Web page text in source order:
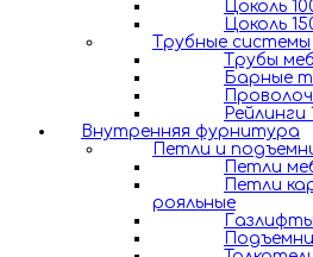
Цоколь
Цоколь
Трубные системы
Трубы
Барные
Рейлинги
Внутренняя фурнитура
Петли и
Петли
Петли
рояльные
Газлифты